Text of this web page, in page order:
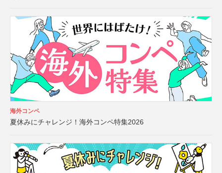
海外コンペ
夏休みにチャレンジ！海外コンペ特集2026